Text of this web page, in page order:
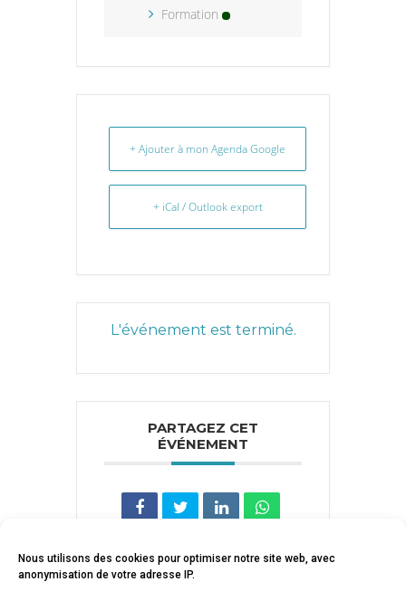
Nous utilisons des cookies pour optimiser notre site web, avec
anonymisation de votre adresse IP.
Formation
+ Ajouter à mon Agenda Google
+ iCal / Outlook export
L'événement est terminé.
PARTAGEZ CET
ÉVÉNEMENT